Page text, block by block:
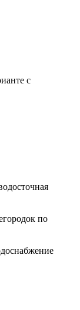
с
по